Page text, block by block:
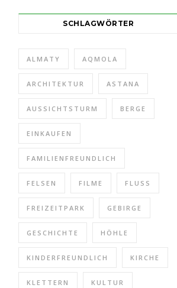
SCHLAGWÖRTER
ALMATY AQMOLA
ARCHITEKTUR ASTANA
AUSSICHTSTURM BERGE
EINKAUFEN
FAMILIENFREUNDLICH
FELSEN FILME FLUSS
FREIZEITPARK GEBIRGE
GESCHICHTE HÖHLE
KINDERFREUNDLICH KIRCHE
KLETTERN KULTUR